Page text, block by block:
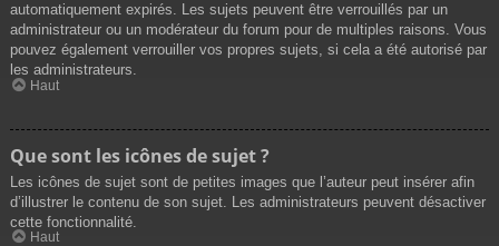
automatiquement expirés. Les sujets peuvent être verrouillés par un
administrateur ou un modérateur du forum pour de multiples raisons. Vous
pouvez également verrouiller vos propres sujets, si cela a été autorisé par
les administrateurs.
Haut
Que sont les icônes de sujet ?
Les icônes de sujet sont de petites images que l’auteur peut insérer afin
d’illustrer le contenu de son sujet. Les administrateurs peuvent désactiver
cette fonctionnalité.
Haut